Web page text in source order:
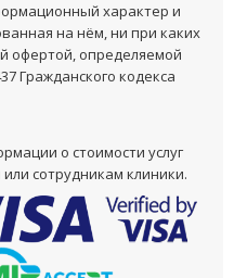
характер и
на нём, ни при каких
офертой, определяемой
Гражданского кодекса
о стоимости услуг
сотрудникам клиники.